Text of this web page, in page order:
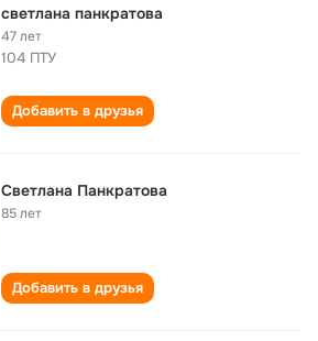
светлана панкратова
47 лет
104 ПТУ
Добавить в друзья
Светлана Панкратова
85 лет
Добавить в друзья